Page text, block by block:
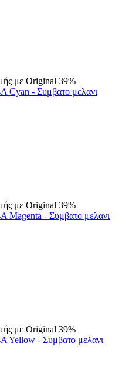
με Original 39%
Cyan - Συμβατο μελανι
με Original 39%
Magenta - Συμβατο μελανι
με Original 39%
Yellow - Συμβατο μελανι